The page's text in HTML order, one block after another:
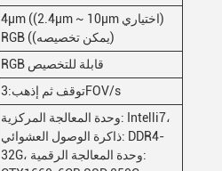
4μm ((2.4μm ~ 10μm اختياري)
RGB ((يمكن تخصيصه)
RGB قابلة للتخصيص
توقف ثم إذهب:3FOV/s
وحدة المعالجة المركزية: Intelli7،
ذاكرة الوصول العشوائي: DDR4-
32G، وحدة المعالجة الرقمية: